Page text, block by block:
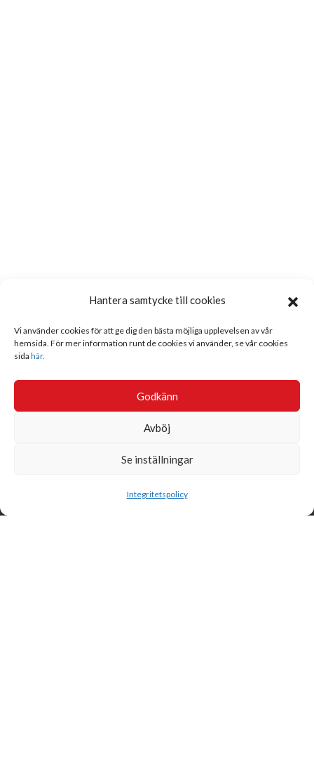
Hantera samtycke till cookies
Vi använder cookies för att ge dig den bästa möjliga upplevelsen av vår
hemsida. För mer information runt de cookies vi använder, se vår cookies
sida här.
Godkänn
Avböj
Se inställningar
Integritetspolicy